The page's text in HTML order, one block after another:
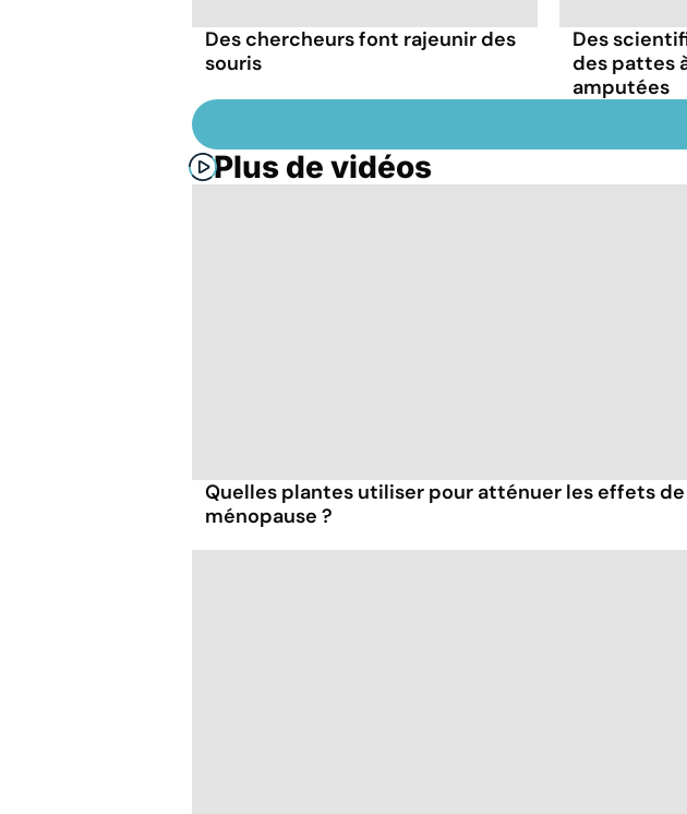
Des chercheurs font rajeunir des
souris
Des
des pattes
amputées
Plus de vidéos
Quelles plantes utiliser pour atténuer les effets
ménopause ?